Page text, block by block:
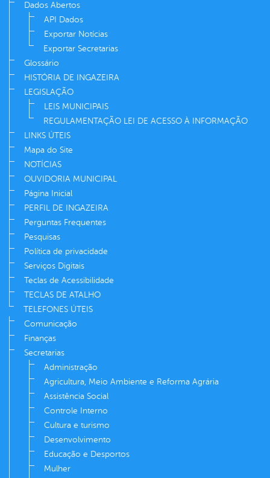
Dados Abertos
API Dados
Exportar Notícias
Exportar Secretarias
Glossário
HISTÓRIA DE INGAZEIRA
LEGISLAÇÃO
LEIS MUNICIPAIS
REGULAMENTAÇÃO LEI DE ACESSO À INFORMAÇÃO
LINKS ÚTEIS
Mapa do Site
NOTÍCIAS
OUVIDORIA MUNICIPAL
Página Inicial
PERFIL DE INGAZEIRA
Perguntas Frequentes
Pesquisas
Política de privacidade
Serviços Digitais
Teclas de Acessibilidade
TECLAS DE ATALHO
TELEFONES ÚTEIS
Comunicação
Finanças
Secretarias
Administração
Agricultura, Meio Ambiente e Reforma Agrária
Assistência Social
Controle Interno
Cultura e turismo
Desenvolvimento
Educação e Desportos
Mulher